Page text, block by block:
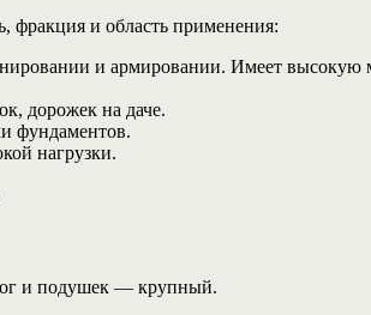
фракция и область применения:
и армировании. Имеет высокую
дорожек на даче.
фундаментов.
нагрузки.
и подушек — крупный.